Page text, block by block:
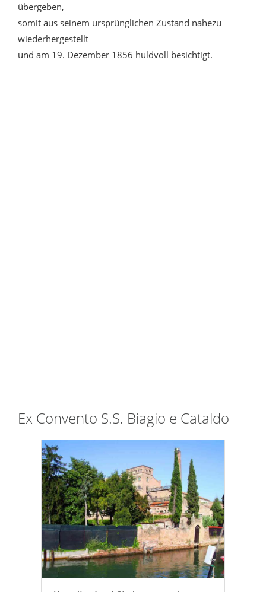
übergeben,
somit aus seinem ursprünglichen Zustand nahezu
wiederhergestellt
und am 19. Dezember 1856 huldvoll besichtigt.
Ex Convento S.S. Biagio e Cataldo